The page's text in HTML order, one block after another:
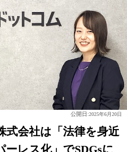
公開日:2025年6月20日
式会社は「法律を身近
ーレス化」でSDGsに